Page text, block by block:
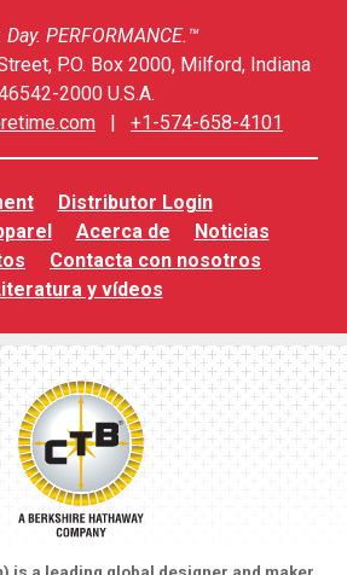
Day. PERFORMANCE.™
P.O. Box 2000, Milford, Indiana
2000 U.S.A.
+1-574-658-4101
Distributor Login
Acerca de
Noticias
Contacta con nosotros
y vídeos